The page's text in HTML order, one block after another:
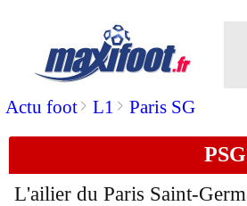
Actu foot> L1 > Paris SG
L'ailier du Paris Saint-
: Mbappé,
23/12 Montpellier: la
23/12 Arsenal: la tuile